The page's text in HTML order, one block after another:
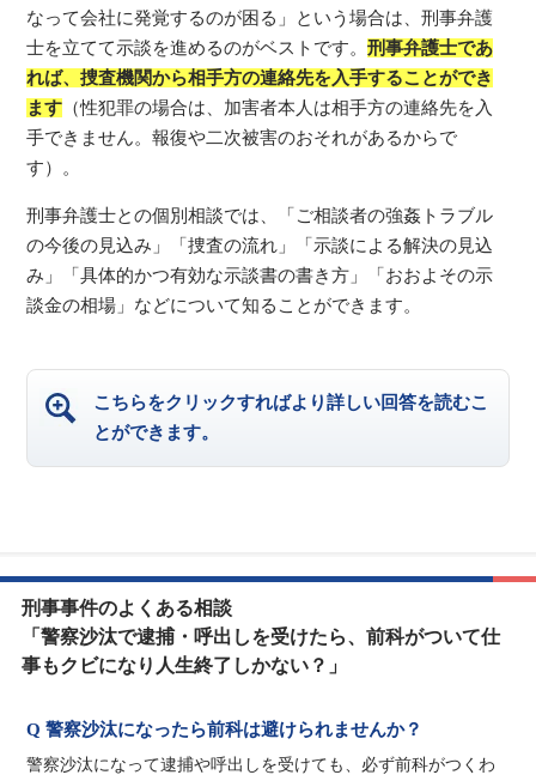
なって会社に発覚するのが困る」という場合は、刑事弁護
士を立てて示談を進めるのがベストです。刑事弁護士であ
れば、捜査機関から相手方の連絡先を入手することができ
ます （性犯罪の場合は、加害者本人は相手方の連絡先を入
手できません。報復や二次被害のおそれがあるからで
す）。
刑事弁護士との個別相談では、「ご相談者の強姦トラブル
の今後の見込み」「捜査の流れ」「示談による解決の見込
み」「具体的かつ有効な示談書の書き方」「おおよその示
談金の相場」などについて知ることができます。
こちらをクリックすればより詳しい回答を読むこ
とができます。
刑事事件のよくある相談
「警察沙汰で逮捕・呼出しを受けたら、前科がついて仕
事もクビになり人生終了しかない？」
Q 警察沙汰になったら前科は避けられませんか？
警察沙汰になって逮捕や呼出しを受けても、必ず前科がつくわ